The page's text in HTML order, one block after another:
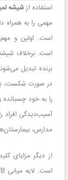
استفاده ازشیشه
مهمی را به همراه
است. اولین و
است. برخلاف
برنده تبدیل
را به خود
آسیب‌دیدگی افراد
مدارس،
از دیگر مزایای